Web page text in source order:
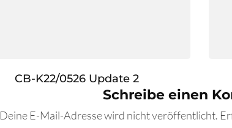
CB-K22/0526 Update 2
Schreibe einen
Deine E-Mail-Adresse wird nicht veröffentlicht.